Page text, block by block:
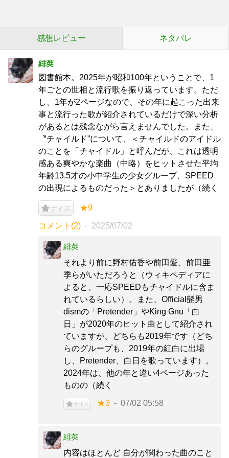
感想レビュー ネタバレ
緋莢
図書館本。2025年が昭和100年ということで、1
年ごとの世相と流行歌を振り返っています。ただ
し、1年が2ページなので、その年に起こった出来
事と流行った歌が紹介されているだけで深い分析
があるとは残念ながら言えませんでした。また、
〝チャイルド”について、＜チャイルドのアイドル
のことを「チャイドル」と呼んだが、これは透明
感ある爽やかな楽曲（中略）をヒットさせた平均
年齢13.5才の小中学生の少女グループ、SPEED
の出現によるものだった＞とありましたが（続く
ナイス ★9
コメント(2) 2025/07/02
緋莢
それより前に野村佑香や前田愛、前田亜
季らがいただろうと（ウィキペディアに
よると、一応SPEEDもチャイドルに含ま
れているらしい）。また、Official髭男
dismの「Pretender」やKing Gnu「白
日」が2020年のヒット曲として紹介され
ていますが、どちらも2019年です（どち
らのグループも、2019年の紅白に出場
し、Pretender、白日を歌っています）。
2024年は、他の年と違い4ページあった
ものの（続く
ナイス ★3 07/02 05:58
緋莢
内容はほとんど 自分が関わった曲のこと